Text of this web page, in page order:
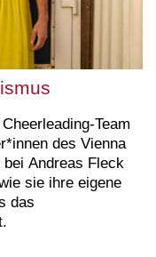
Team
des Vienna
bei Andreas Fleck
sie ihre eigene
das